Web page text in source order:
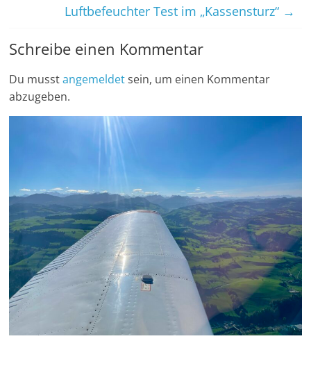
Luftbefeuchter Test im „Kassensturz“ →
Schreibe einen Kommentar
Du musstangemeldetsein, um einen Kommentar
abzugeben.